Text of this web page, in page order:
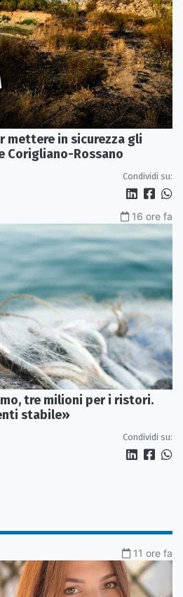
mettere in sicurezza gli
Corigliano-Rossano
Condividi su:
16 ore fa
tre milioni per i ristori.
stabile»
Condividi su:
11 ore fa